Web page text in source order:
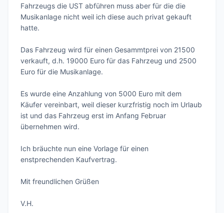
Fahrzeugs die UST abführen muss aber für die die
Musikanlage nicht weil ich diese auch privat gekauft
hatte.
Das Fahrzeug wird für einen Gesammtprei von 21500
verkauft, d.h. 19000 Euro für das Fahrzeug und 2500
Euro für die Musikanlage.
Es wurde eine Anzahlung von 5000 Euro mit dem
Käufer vereinbart, weil dieser kurzfristig noch im Urlaub
ist und das Fahrzeug erst im Anfang Februar
übernehmen wird.
Ich bräuchte nun eine Vorlage für einen
enstprechenden Kaufvertrag.
Mit freundlichen Grüßen